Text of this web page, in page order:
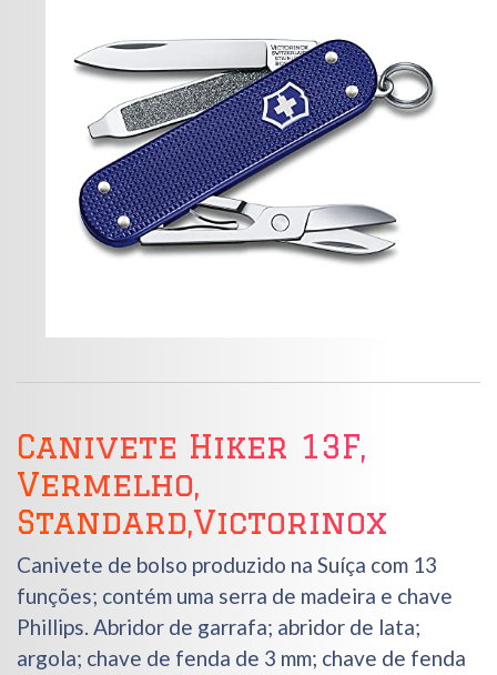
Canivete Hiker 13F,
Vermelho,
Standard,Victorinox
Canivete de bolso produzido na Suíça com 13
funções; contém uma serra de madeira e chave
Phillips. Abridor de garrafa; abridor de lata;
argola; chave de fenda de 3 mm; chave de fenda